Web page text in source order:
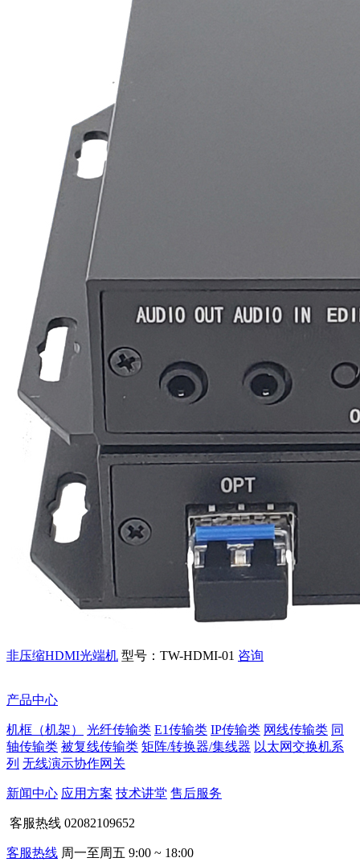
非压缩HDMI光端机 型号：TW-HDMI-01 咨询
产品中心
机框（机架） 光纤传输类 E1传输类 IP传输类 网线传输类 同
轴传输类 被复线传输类 矩阵/转换器/集线器 以太网交换机系
列 无线演示协作网关
新闻中心 应用方案 技术讲堂 售后服务
客服热线 02082109652
客服热线 周一至周五 9:00 ~ 18:00